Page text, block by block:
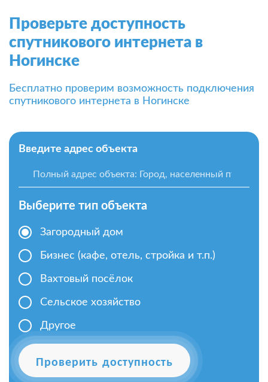
Проверьте доступность
спутникового интернета в
Ногинске
Бесплатно проверим возможность подключения
спутникового интернета в Ногинске
Введите адрес объекта
Выберите тип объекта
Загородный дом
Бизнес (кафе, отель, стройка и т.п.)
Вахтовый посёлок
Сельское хозяйство
Другое
Проверить доступность